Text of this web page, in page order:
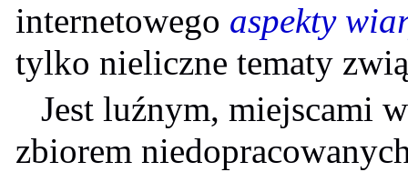
internetowego aspekty
tylko nieliczne tematy
Jest luźnym, miejscami
zbiorem